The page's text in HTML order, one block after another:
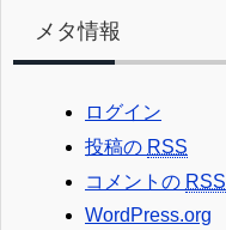
メタ情報
ログイン
投稿の RSS
コメントの RSS
WordPress.org